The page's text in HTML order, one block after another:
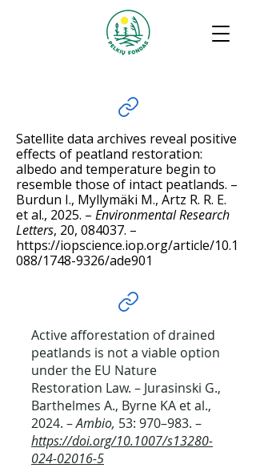
Satellite data archives reveal positive
effects of peatland restoration:
albedo and temperature begin to
resemble those of intact peatlands. –
Burdun I., Myllymäki M., Artz R. R. E.
et al., 2025. – Environmental Research
Letters, 20, 084037. –
https://iopscience.iop.org/article/10.1
088/1748-9326/ade901
Active afforestation of drained
peatlands is not a viable option
under the EU Nature
Restoration Law. – Jurasinski G.,
Barthelmes A., Byrne KA et al.,
2024. –Ambio, 53: 970–983. –
https://doi.org/10.1007/s13280-
024-02016-5